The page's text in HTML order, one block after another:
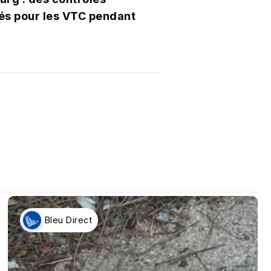
pour les VTC pendant
Bleu Direct